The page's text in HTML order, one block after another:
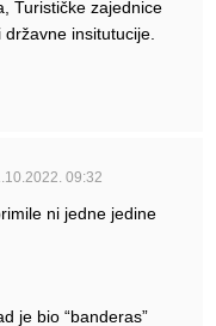
Turističke zajednice
insitutucije.
09:32
ni jedne jedine
je bio “banderas”